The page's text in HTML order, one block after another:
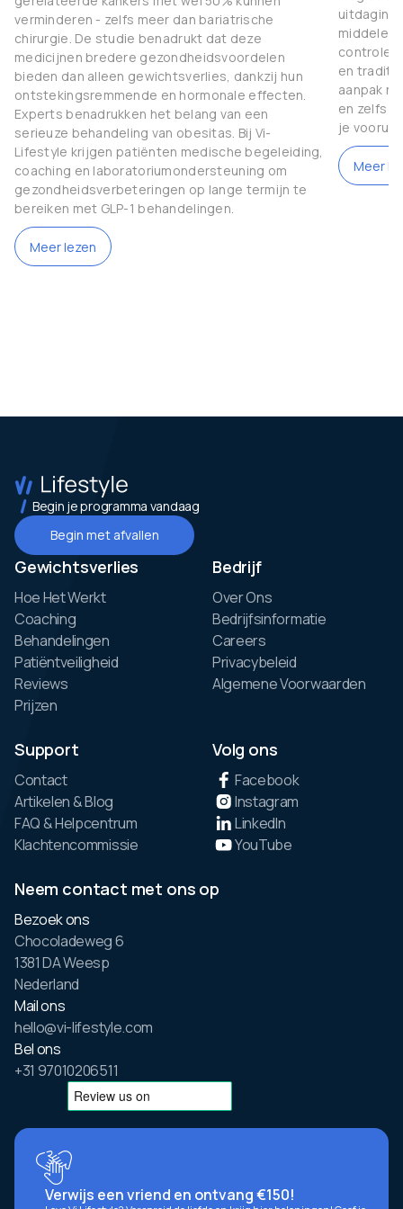
verminderen - zelfs meer dan bariatrische
chirurgie. De studie benadrukt dat deze
medicijnen bredere gezondheidsvoordelen
bieden dan alleen gewichtsverlies, dankzij hun
ontstekingsremmende en hormonale effecten.
Experts benadrukken het belang van een
serieuze behandeling van obesitas. Bij Vi-
Lifestyle krijgen patiënten medische begeleiding,
coaching en laboratoriumondersteuning om
gezondheidsverbeteringen op lange termijn te
bereiken met GLP-1 behandelingen.
Meer lezen
middelen
controle
en
aanpak
en zelfs
je
Meer
Begin je programma vandaag
Begin met afvallen
Gewichtsverlies
Hoe Het Werkt
Coaching
Behandelingen
Patiëntveiligheid
Reviews
Prijzen
Bedrijf
Over Ons
Bedrijfsinformatie
Careers
Privacybeleid
Algemene Voorwaarden
Support
Contact
Artikelen & Blog
FAQ & Helpcentrum
Klachtencommissie
Volg ons
Facebook
Instagram
LinkedIn
YouTube
Neem contact met ons op
Bezoek ons
Chocoladeweg 6
1381 DA Weesp
Nederland
Mail ons
hello@vi-lifestyle.com
Bel ons
+31 97010206511
Verwijs een vriend en ontvang €150!